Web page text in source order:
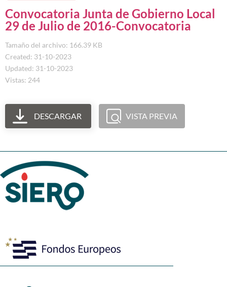
Convocatoria Junta de Gobierno Local
29 de Julio de 2016-Convocatoria
Tamaño del archivo: 166.39 KB
Created: 31-10-2023
Updated: 31-10-2023
Vistas: 244
DESCARGAR VISTA PREVIA